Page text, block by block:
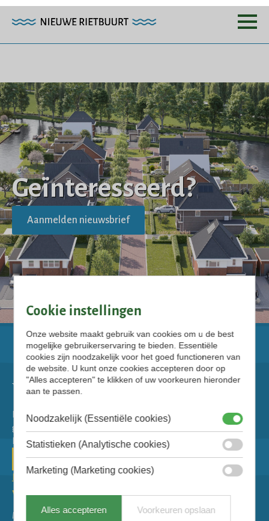
Geïnteresseerd?
Aanmelden nieuwsbrief
Royaal wonen te midden van water en
groen? Het kan in de Nieuwe Rietbuurt in
Franeker.
Privacyverklaring
Verkoop en informatie
Makelaardij Hoekstra
Cookie instellingen
Onze website maakt gebruik van cookies om u de best
mogelijke gebruikerservaring te bieden. Essentiële
cookies zijn noodzakelijk voor het goed functioneren van
de website. U kunt onze cookies accepteren door op
"Alles accepteren" te klikken of uw voorkeuren hieronder
aan te passen.
Noodzakelijk (Essentiële cookies)
Statistieken (Analytische cookies)
Marketing (Marketing cookies)
Alles accepteren Voorkeuren opslaan